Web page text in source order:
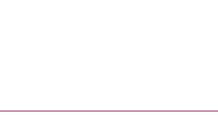
Fenster)